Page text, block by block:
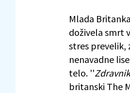
Mlada Britanka
doživela smrt
stres prevelik,
nenavadne
telo. ''
britanski The